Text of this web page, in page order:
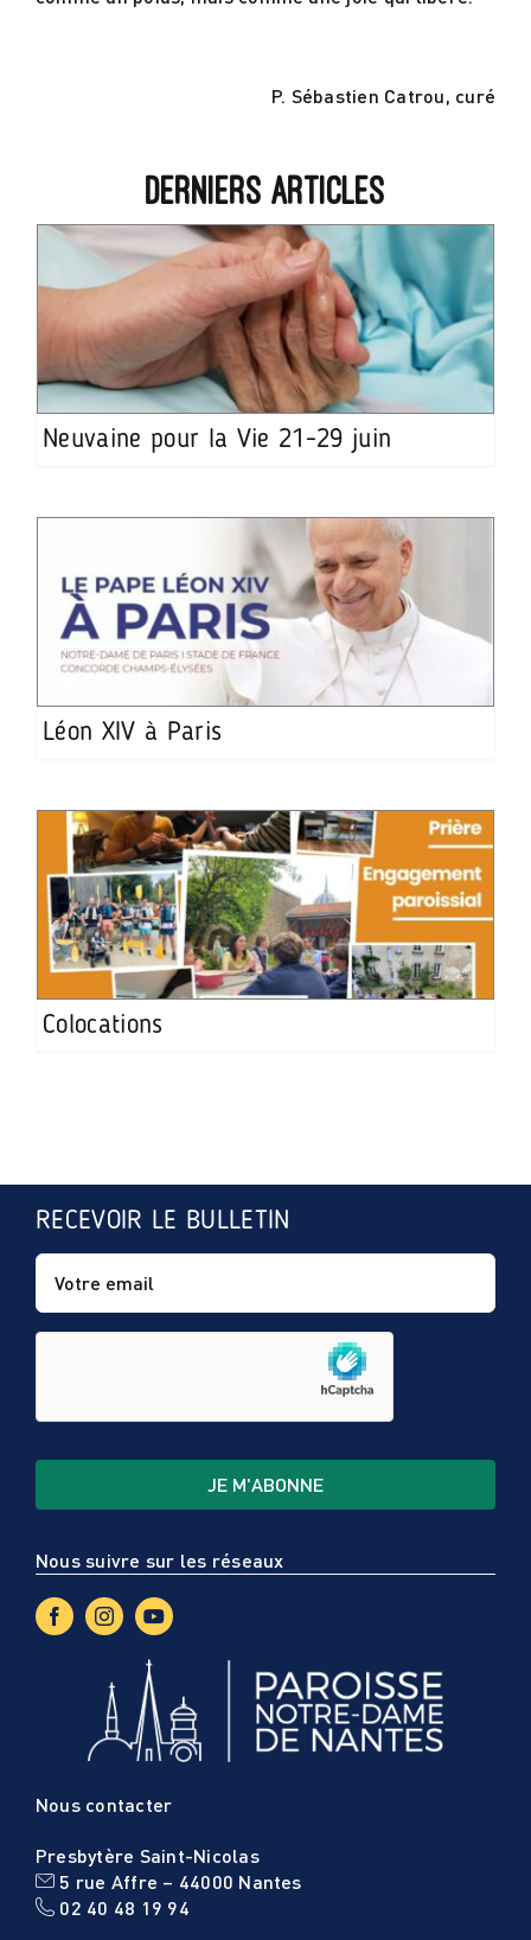
P. Sébastien Catrou, curé
Derniers articles
Neuvaine pour la Vie 21-29 juin
Léon XIV à Paris
Colocations
RECEVOIR LE BULLETIN
Nous suivre sur les réseaux
Nous contacter
Presbytère Saint-Nicolas
5 rue Affre – 44000 Nantes
02 40 48 19 94